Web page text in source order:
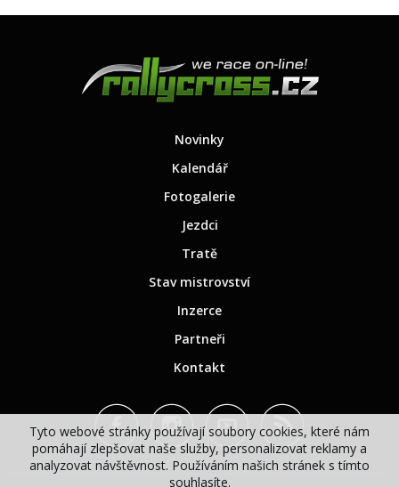
Tyto webové stránky používají soubory cookies, které nám
pomáhají zlepšovat naše služby, personalizovat reklamy a
analyzovat návštěvnost. Používáním našich stránek s tímto
souhlasíte.
Novinky
Kalendář
Fotogalerie
Jezdci
Tratě
Stav mistrovství
Inzerce
Partneři
Kontakt